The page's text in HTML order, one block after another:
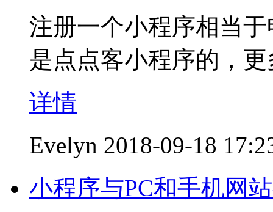
注册一个小程序相当
是点点客小程序的，
详情
Evelyn 2018-09-18
小程序与PC和手机网